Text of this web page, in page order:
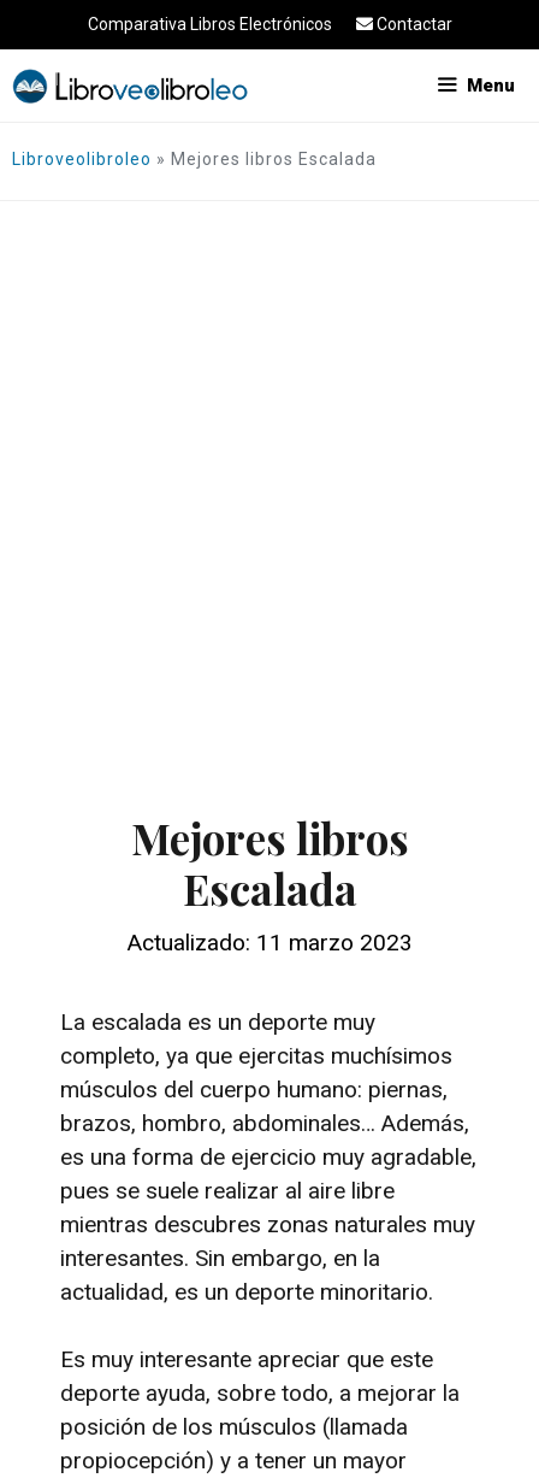
al
contenido
Comparativa Libros Electrónicos Contactar
Menu
Libroveolibroleo » Mejores libros Escalada
Mejores libros
Escalada
Actualizado: 11 marzo 2023
La escalada es un deporte muy
completo, ya que ejercitas muchísimos
músculos del cuerpo humano: piernas,
brazos, hombro, abdominales… Además,
es una forma de ejercicio muy agradable,
pues se suele realizar al aire libre
mientras descubres zonas naturales muy
interesantes. Sin embargo, en la
actualidad, es un deporte minoritario.
Es muy interesante apreciar que este
deporte ayuda, sobre todo, a mejorar la
posición de los músculos (llamada
propiocepción) y a tener un mayor